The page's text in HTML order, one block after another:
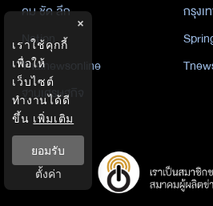
คม ชัด ลึก
กรุงเ
Nation
Thainewsonline
ฐานเศรษฐกิจ
×
เราใช้คุกกี้
เพื่อให้
เว็บไซต์
ทำงานได้ดี
ขึ้น เพิ่มเติม
ยอมรับ
ตั้งค่า